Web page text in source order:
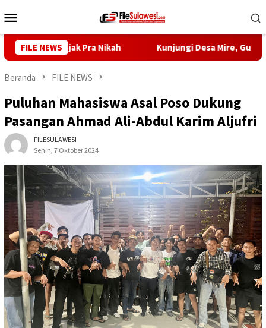
ke
Mobile
FILE NEWS
Sejak Pra Nikah Kunjungi Desa Mire, Gubernur
Beranda FILE NEWS
Puluhan Mahasiswa Asal Poso Dukung
Pasangan Ahmad Ali-Abdul Karim Aljufri
FILESULAWESI
Senin, 7 Oktober 2024